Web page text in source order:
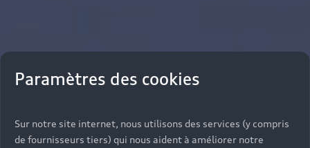
Paramètres des cookies
Sur notre site internet, nous utilisons des services (y compris
de fournisseurs tiers) qui nous aident à améliorer notre